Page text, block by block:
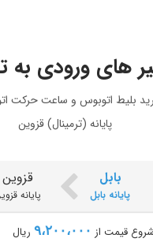
قزوین
پایانه قزوین
قم
پایانه
شروع قیمت از ۴،۱۱۴،۰۰۰ ریال
های ورودی به
بلیط اتوبوس و ساعت حرکت
پایانه (ترمینال) قزوین
بابل
پایانه بابل
قزوین
پایانه
شروع قیمت از ۹،۲۰۰،۰۰۰ ریال